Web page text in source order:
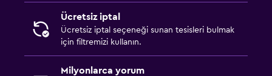
Ücretsiz iptal
Ücretsiz iptal seçeneği sunan tesisleri bulmak
için filtremizi kullanın.
Milyonlarca yorum